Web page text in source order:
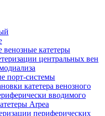
венозные катетеры
центральных вен
порт‑системы
катетера венозного
вводимого
Arpea
периферических